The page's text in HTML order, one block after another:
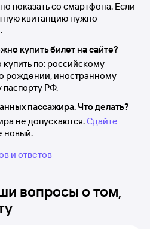
показать со смартфона. Если
квитанцию нужно
купить билет на сайте?
по: российскому
о рождении, иностранному
паспорту РФ.
пассажира. Что делать?
не допускаются.Сдайте
новый.
и ответов
вопросы о том,